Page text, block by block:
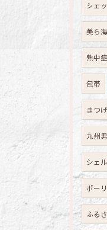
シェ
美ら
熱中症
包帯
まつげ
九州
シェ
ポー
ふる